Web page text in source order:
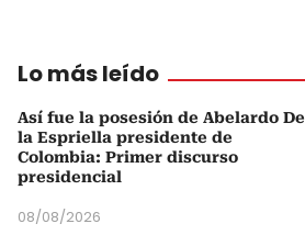
Lo más leído
Así fue la posesión de Abelardo De
la Espriella presidente de
Colombia: Primer discurso
presidencial
08/08/2026